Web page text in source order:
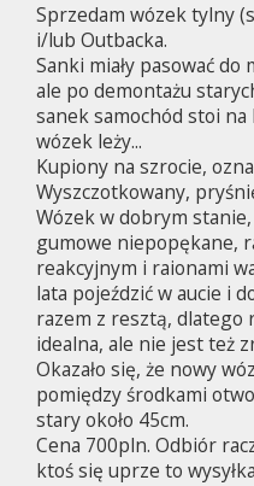
t
Sprzedam wózek tylny
i/lub Outbacka.
Sanki miały pasować do
ale po demontażu
sanek samochód stoi na
wózek leży...
Kupiony na szrocie,
Wyszczotkowany,
Wózek w dobrym
gumowe niepopękane,
reakcyjnym i raionami
lata pojeździć w aucie i
razem z resztą, dlatego
idealna, ale nie jest też
Okazało się, że nowy
pomiędzy środkami
stary około 45cm.
Cena 700pln. Odbiór
ktoś się uprze to